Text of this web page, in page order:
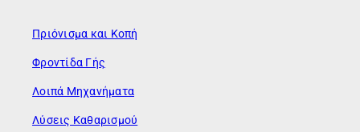
Πριόνισμα και Κοπή
Φροντίδα Γής
Λοιπά Μηχανήματα
Λύσεις Καθαρισμού